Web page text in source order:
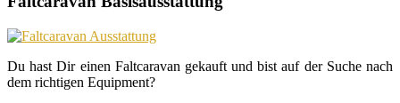
Du hast Dir einen Faltcaravan gekauft und bist auf der Suche nach
dem richtigen Equipment?